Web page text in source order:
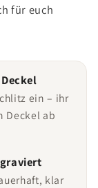
für euch
ein – ihr
Deckel ab
klar